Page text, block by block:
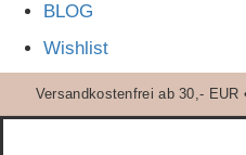
BLOG
Wishlist
Versandkostenfrei ab 30,- EUR